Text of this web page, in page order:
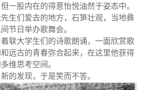
一股内在的得意怡悦油然于姿态中。
生们爱去的地方，石笋壮观，当地彝
节日举办歌舞会。
联大学生们的诗歌朗诵，一面欣赏歌
远古的青春弥合起来，在这里他获得
维思考空间。
的发现，于是笑而不答。